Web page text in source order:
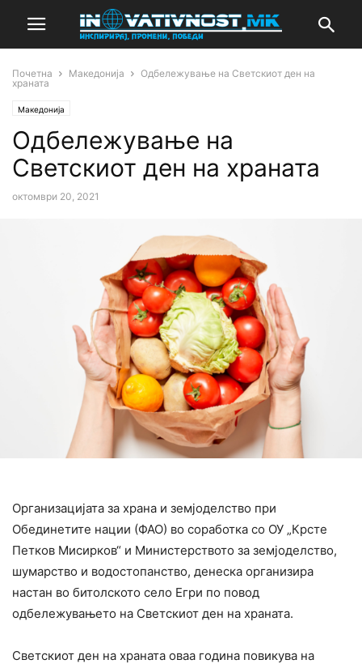
Почетна Македонија
Одбележување на Светскиот ден на
храната
Македонија
Одбележување на
Светскиот ден на храната
октомври 20, 2021
Организацијата за храна и земјоделство при
Обединетите нации (ФАО) во соработка со ОУ „Крсте
Петков Мисирков“ и Министерството за земјоделство,
шумарство и водостопанство, денеска организира
настан во битолското село Егри по повод
одбележувањето на Светскиот ден на храната.
Светскиот ден на храната оваа година повикува на